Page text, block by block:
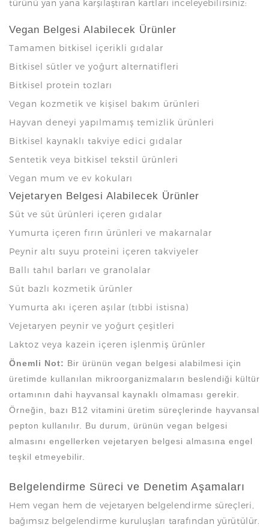
türünü yan yana karşılaştıran kartları inceleyebilirsiniz:
Vegan Belgesi Alabilecek Ürünler
Tamamen bitkisel içerikli gıdalar
Bitkisel sütler ve yoğurt alternatifleri
Bitkisel protein tozları
Vegan kozmetik ve kişisel bakım ürünleri
Hayvan deneyi yapılmamış temizlik ürünleri
Bitkisel kaynaklı takviye edici gıdalar
Sentetik veya bitkisel tekstil ürünleri
Vegan mum ve ev kokuları
Vejetaryen Belgesi Alabilecek Ürünler
Süt ve süt ürünleri içeren gıdalar
Yumurta içeren fırın ürünleri ve makarnalar
Peynir altı suyu proteini içeren takviyeler
Ballı tahıl barları ve granolalar
Süt bazlı kozmetik ürünler
Yumurta akı içeren aşılar (tıbbi istisna)
Vejetaryen peynir ve yoğurt çeşitleri
Laktoz veya kazein içeren işlenmiş ürünler
Önemli Not: Bir ürünün vegan belgesi alabilmesi için
üretimde kullanılan mikroorganizmaların beslendiği kültür
ortamının dahi hayvansal kaynaklı olmaması gerekir.
Örneğin, bazı B12 vitamini üretim süreçlerinde hayvansal
pepton kullanılır. Bu durum, ürünün vegan belgesi
almasını engellerken vejetaryen belgesi almasına engel
teşkil etmeyebilir.
Belgelendirme Süreci ve Denetim Aşamaları
Hem vegan hem de vejetaryen belgelendirme süreçleri,
bağımsız belgelendirme kuruluşları tarafından yürütülür.